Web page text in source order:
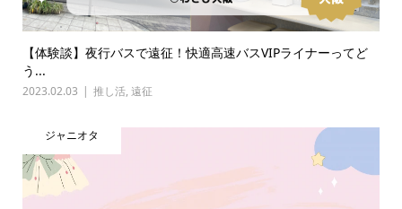
【体験談】夜行バスで遠征！快適高速バスVIPライナーってど
う...
2023.02.03 推し活, 遠征
ジャニオタ